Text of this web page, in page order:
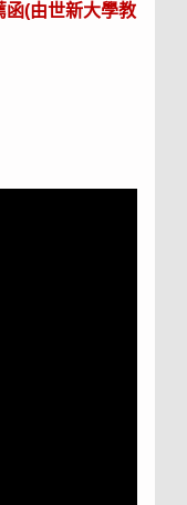
函(由世新大學教